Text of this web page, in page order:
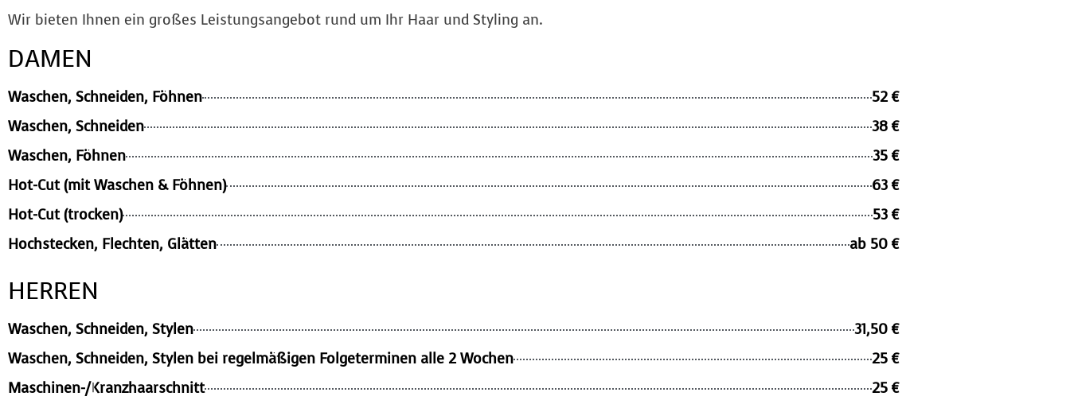
Wir bieten Ihnen ein großes Leistungsangebot rund um Ihr Haar und Styling an.
DAMEN
Waschen, Schneiden, Föhnen
52 €
Waschen, Schneiden
38 €
Waschen, Föhnen
35 €
Hot-Cut (mit Waschen & Föhnen)
63 €
Hot-Cut (trocken)
53 €
Hochstecken, Flechten, Glätten
ab 50 €
HERREN
Waschen, Schneiden, Stylen
31,50 €
Waschen, Schneiden, Stylen bei regelmäßigen Folgeterminen alle 2 Wochen
25 €
Maschinen-/Kranzhaarschnitt
25 €